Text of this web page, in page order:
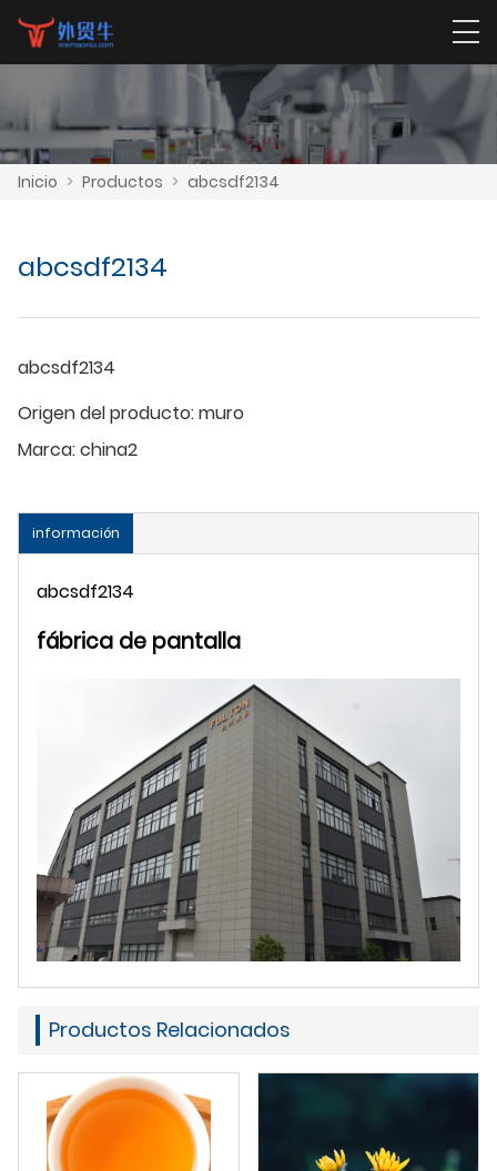
Inicio > Productos > abcsdf2134
abcsdf2134
abcsdf2134
Origen del producto:muro
Marca:china2
información
abcsdf2134
fábrica de pantalla
Productos Relacionados